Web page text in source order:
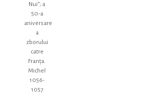
Nui”; a
50-a
aniversare
a
zborului
catre
Franța.
Michel
1056-
1057